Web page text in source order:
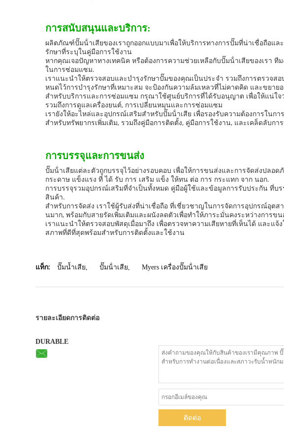
การสนับสนุนและบริการ:
ผลิตภัณฑ์ปั๊มน้ําเสียของเราถูกออกแบบมาเพื่อให้บริการทางการปั๊มที่น่าเชื่อถือแ
รักษาที่ระบุในคู่มือการใช้งาน
หากคุณเจอปัญหาทางเทคนิค หรือต้องการความช่วยเหลือกับปั๊มน้ําเสียของเร
ในการซ่อมแซม.
เราแนะนําให้ตรวจสอบและบํารุงรักษาปั๊มของคุณเป็นประจํา รวมถึงการตรวจ
หนดไว้การบํารุงรักษาที่เหมาะสม จะป้องกันความล้มเหลวที่ไม่คาดคิด และขยาย
สําหรับบริการและการซ่อมแซม กรุณาใช้ศูนย์บริการที่ได้รับอนุญาต เพื่อให้แน่ใ
รวมถึงการดูแลเครื่องยนต์, การเปลี่ยนหมุนและการซ่อมแซม
เรายังให้อะไหล่และอุปกรณ์เสริมสําหรับปั๊มน้ําเสีย เพื่อรองรับความต้องการใน
สําหรับทรัพยากรเพิ่มเติม, รวมถึงคู่มือการติดตั้ง, คู่มือการใช้งาน, และเคล็ดลับ
การบรรจุและการขนส่ง
ปั๊มน้ําเสียแต่ละตัวถูกบรรจุไว้อย่างรอบคอบ เพื่อให้การขนส่งและการจัดส่งปลอ
กระดาษ แข็งแรง ที่ ได้ รับ การ เสริม แข็ง ให้ทน ต่อ การ กระแทก จาก นอก.
การบรรจุรวมอุปกรณ์เสริมที่จําเป็นทั้งหมด คู่มือผู้ใช้และข้อมูลการรับประกัน ที่บ
สินค้า.
สําหรับการจัดส่ง เราใช้ผู้รับส่งที่น่าเชื่อถือ ที่เชี่ยวชาญในการจัดการอุปกรณ์อุต
นมาก, พร้อมกับสายรัดเพิ่มเติมและผนังลดตัวเพื่อทําให้ภาระมั่นคงระหว่างการขน
เราแนะนําให้ตรวจสอบพัสดุเมื่อมาถึง เพื่อตรวจหาความเสียหายที่เห็นได้ และ
สภาพที่ดีที่สุดพร้อมสําหรับการติดตั้งและใช้งาน
แท็ก: ปั๊มน้ำเสีย, ปั๊มน้ําเสีย, Myers เครื่องปั๊มน้ําเสีย
รายละเอียดการติดต่อ
DURABLE
ติดต่อ